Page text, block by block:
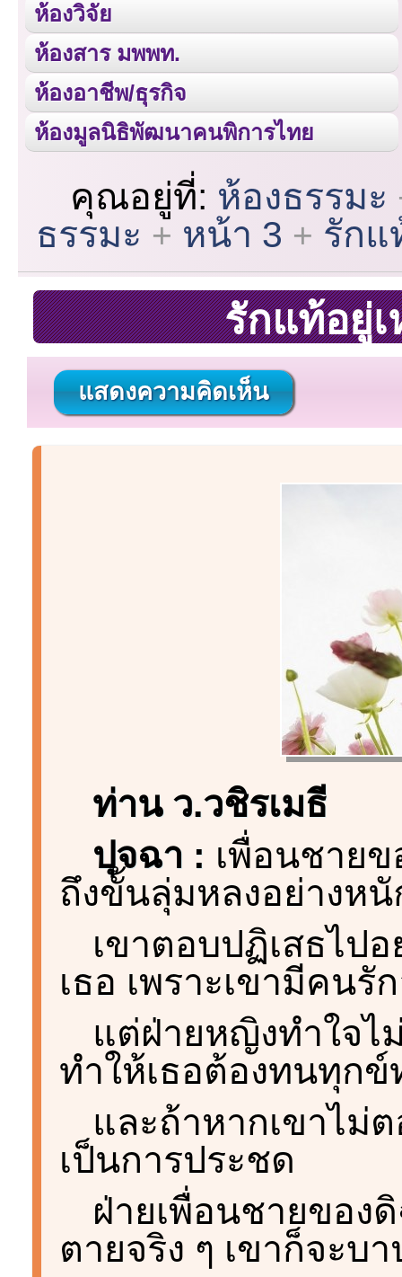
ห้องวิจัย
ห้องสาร มพพท.
ห้องอาชีพ/ธุรกิจ
ห้องมูลนิธิพัฒนาคนพิการไทย
คุณอยู่ที่: ห้องธรรมะ
ธรรมะ
หน้า 3 รักแ
รักแท้อยู่
แสดงความคิดเห็น
ท่าน ว.วชิรเมธี
ปุจฉา : เพื่อนชาย
ถึงขั้นลุ่มหลงอย่างหนั
เขาตอบปฏิเสธไป
เธอ เพราะเขามีคนรั
แต่ฝ่ายหญิงทำใจไ
ทำให้เธอต้องทนทุก
และถ้าหากเขาไม่
เป็นการประชด
ฝ่ายเพื่อนชายของ
ตายจริง ๆ เขาก็จะบา